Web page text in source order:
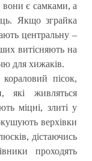
вони є самками, а
Якщо зграйка
центральну –
витісняють на
для хижаків.
пісок,
які живляться
міцні, злиті у
верхівки
дістаючись
проходять